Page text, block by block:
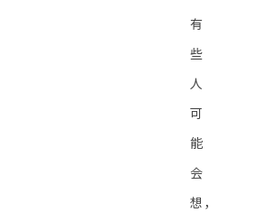
有
些
人
可
能
会
想，